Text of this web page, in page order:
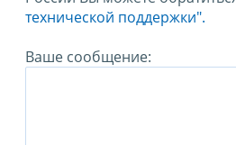
технической поддержки".
Ваше сообщение: